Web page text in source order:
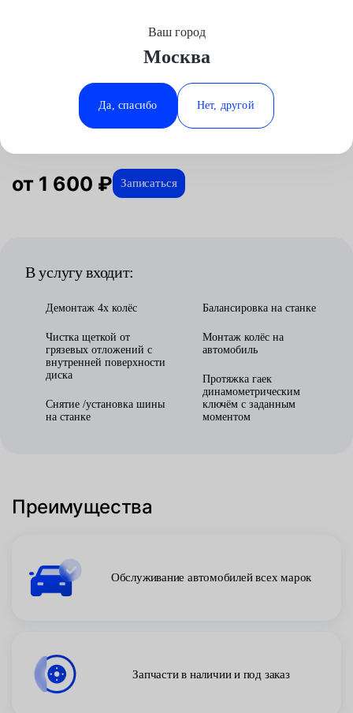
Минеральные Воды
Ростов-на-Дону
Ставрополь
Ваш город
Москва
Да, спасибо Нет, другой
ОтзывыАвтосервис
Шиномонтаж R14 в Москве
от 1 600 ₽ Записаться
В услугу входит:
Демонтаж 4х колёс
Чистка щеткой от
грязевых отложений с
внутренней поверхности
диска
Снятие /установка шины
на станке
Балансировка на станке
Монтаж колёс на
автомобиль
Протяжка гаек
динамометрическим
ключём с заданным
моментом
Преимущества
Обслуживание автомобилей всех марок
Запчасти в наличии и под заказ